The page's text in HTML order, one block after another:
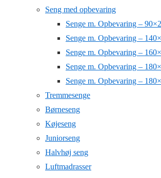
Seng med opbevaring
Senge m. Opbevaring –
Senge m. Opbevaring –
Senge m. Opbevaring –
Senge m. Opbevaring –
Senge m. Opbevaring –
Tremmesenge
Børneseng
Køjeseng
Juniorseng
Halvhøj seng
Luftmadrasser